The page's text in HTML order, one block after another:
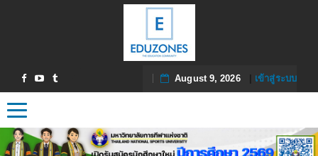
August 9, 2026| เข้าสู่ระบบ
Toggle navigation